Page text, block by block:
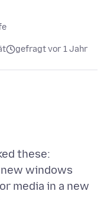
gefragt vor 1 Jahr
these:
windows
media in a new